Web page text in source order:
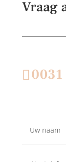
Vraag